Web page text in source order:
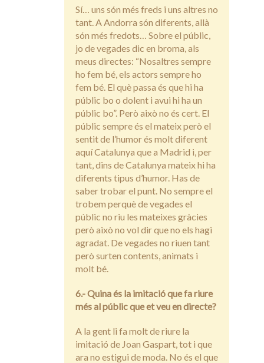
Sí… uns són més freds i uns altres no
tant. A Andorra són diferents, allà
són més fredots… Sobre el públic,
jo de vegades dic en broma, als
meus directes: “Nosaltres sempre
ho fem bé, els actors sempre ho
fem bé. El què passa és que hi ha
públic bo o dolent i avui hi ha un
públic bo”. Però això no és cert. El
públic sempre és el mateix però el
sentit de l’humor és molt diferent
aquí Catalunya que a Madrid i, per
tant, dins de Catalunya mateix hi ha
diferents tipus d’humor. Has de
saber trobar el punt. No sempre el
trobem perquè de vegades el
públic no riu les mateixes gràcies
però això no vol dir que no els hagi
agradat. De vegades no riuen tant
però surten contents, animats i
molt bé.
6.- Quina és la imitació que fa riure
més al públic que et veu en directe?
A la gent li fa molt de riure la
imitació de Joan Gaspart, tot i que
ara no estigui de moda. No és el que